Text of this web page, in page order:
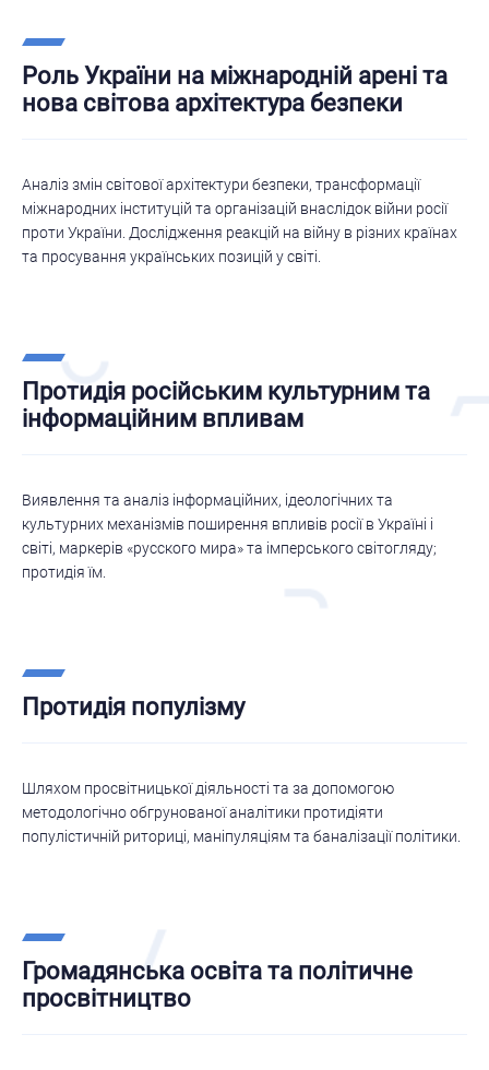
Роль України на міжнародній арені та
нова світова архітектура безпеки
Аналіз змін світової архітектури безпеки, трансформації
міжнародних інституцій та організацій внаслідок війни росії
проти України. Дослідження реакцій на війну в різних країнах
та просування українських позицій у світі.
Протидія російським культурним та
інформаційним впливам
Виявлення та аналіз інформаційних, ідеологічних та
культурних механізмів поширення впливів росії в Україні і
світі, маркерів «русского мира» та імперського світогляду;
протидія їм.
Протидія популізму
Шляхом просвітницької діяльності та за допомогою
методологічно обгрунованої аналітики протидіяти
популістичній риториці, маніпуляціям та баналізації політики.
Громадянська освіта та політичне
просвітництво